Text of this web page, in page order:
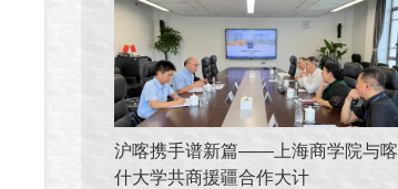
沪喀携手谱新篇——上海商学院与喀
什大学共商援疆合作大计